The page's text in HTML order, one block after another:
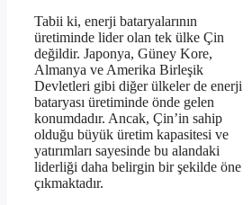
Tabii ki, enerji bataryalarının
üretiminde lider olan tek ülke Çin
değildir. Japonya, Güney Kore,
Almanya ve Amerika Birleşik
Devletleri gibi diğer ülkeler de enerji
bataryası üretiminde önde gelen
konumdadır. Ancak, Çin’in sahip
olduğu büyük üretim kapasitesi ve
yatırımları sayesinde bu alandaki
liderliği daha belirgin bir şekilde öne
çıkmaktadır.